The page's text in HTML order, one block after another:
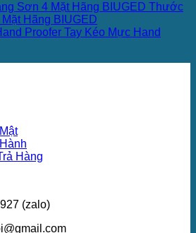
Thước
Hãng BIUGED
Tay Kéo Mực Hand
Hàng
(zalo)